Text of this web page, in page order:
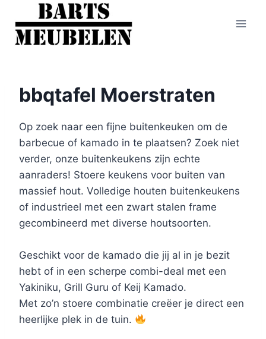
Doorgaan
naar
inhoud
bbqtafel Moerstraten
Op zoek naar een fijne buitenkeuken om de
barbecue of kamado in te plaatsen? Zoek niet
verder, onze buitenkeukens zijn echte
aanraders! Stoere keukens voor buiten van
massief hout. Volledige houten buitenkeukens
of industrieel met een zwart stalen frame
gecombineerd met diverse houtsoorten.
Geschikt voor de kamado die jij al in je bezit
hebt of in een scherpe combi-deal met een
Yakiniku, Grill Guru of Keij Kamado.
Met zo’n stoere combinatie creëer je direct een
heerlijke plek in de tuin.